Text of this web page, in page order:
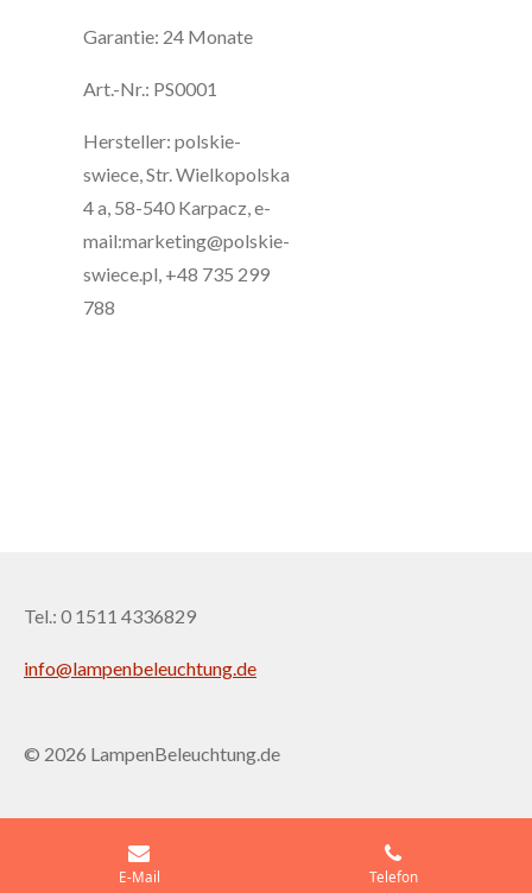
Garantie: 24 Monate
Art.-Nr.: PS0001
Hersteller: polskie-
swiece, Str. Wielkopolska
4 a, 58-540 Karpacz, e-
mail:marketing@polskie-
swiece.pl, +48 735 299
788
Tel.: 0 1511 4336829
info@lampenbeleuchtung.de
© 2026 LampenBeleuchtung.de
E-Mail Telefon